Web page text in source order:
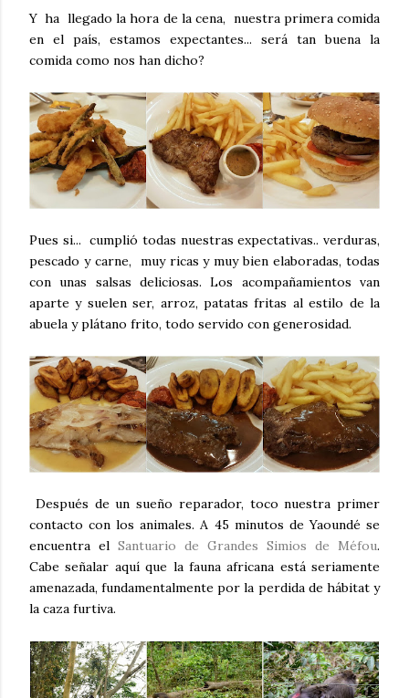
Y ha llegado la hora de la cena, nuestra primera comida
en el país, estamos expectantes... será tan buena la
comida como nos han dicho?
Pues si... cumplió todas nuestras expectativas.. verduras,
pescado y carne, muy ricas y muy bien elaboradas, todas
con unas salsas deliciosas. Los acompañamientos van
aparte y suelen ser, arroz, patatas fritas al estilo de la
abuela y plátano frito, todo servido con generosidad.
Después de un sueño reparador, toco nuestra primer
contacto con los animales. A 45 minutos de Yaoundé se
encuentra el Santuario de Grandes Simios de Méfou.
Cabe señalar aquí que la fauna africana está seriamente
amenazada, fundamentalmente por la perdida de hábitat y
la caza furtiva.